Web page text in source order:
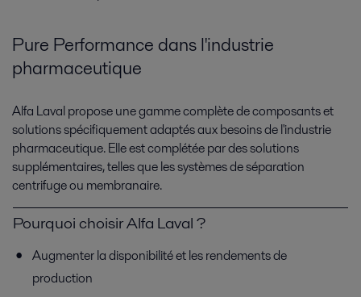
Pure Performance dans l'industrie
pharmaceutique
Alfa Laval propose une gamme complète de composants et
solutions spécifiquement adaptés aux besoins de l'industrie
pharmaceutique. Elle est complétée par des solutions
supplémentaires, telles que les systèmes de séparation
centrifuge ou membranaire.
Pourquoi choisir Alfa Laval ?
Augmenter la disponibilité et les rendements de
production